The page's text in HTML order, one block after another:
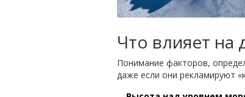
Что влияет на
Понимание факторов,
даже если они рекламируют